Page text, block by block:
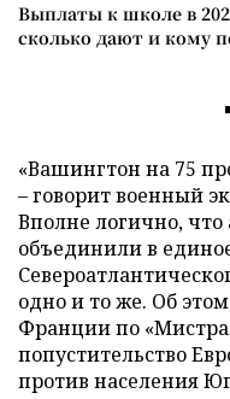
Выплаты к школе в
сколько дают и кому
«Вашингтон на 75
– говорит военный
Вполне логично,
объединили в
одно и то же. Об
Франции по
попустительство
против населения